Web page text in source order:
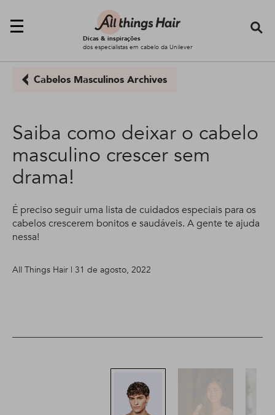
Dicas & inspirações
dos especialistas em cabelo da Unilever
Cabelos Masculinos Archives
Saiba como deixar o cabelo
masculino crescer sem
drama!
É preciso seguir uma lista de cuidados especiais para os
cabelos crescerem bonitos e saudáveis. A gente te ajuda
nessa!
All Things Hair | 31 de agosto, 2022